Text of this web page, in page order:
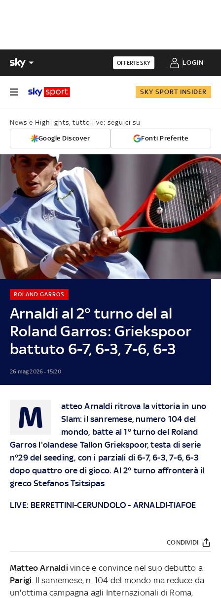
OFFERTE SKY LOGIN
SKY SPORT INSIDER
News e Highlights, tutto live: seguici su
Google Discover Fonti Preferite
Arnaldi al 2° turno del al
Roland Garros: Griekspoor
battuto 6-7, 6-3, 7-6, 6-3
ROLAND GARROS
26 mag 2026 - 15:20
M
atteo Arnaldi ritrova la vittoria in uno
Slam: il sanremese, numero 104 del
mondo, batte al 1° turno del Roland
Garros l'olandese Tallon Griekspoor, testa di serie
n°29 del seeding, con i parziali di 6-7, 6-3, 7-6, 6-3
dopo quattro ore di gioco. Al 2° turno affronterà il
greco Stefanos Tsitsipas
LIVE: BERRETTINI-CERUNDOLO - ARNALDI-TIAFOE
CONDIVIDI
Matteo Arnaldi vince e convince nel suo debutto a
Parigi . Il sanremese, n. 104 del mondo ma reduce da
un'ottima campagna agli Internazionali di Roma,